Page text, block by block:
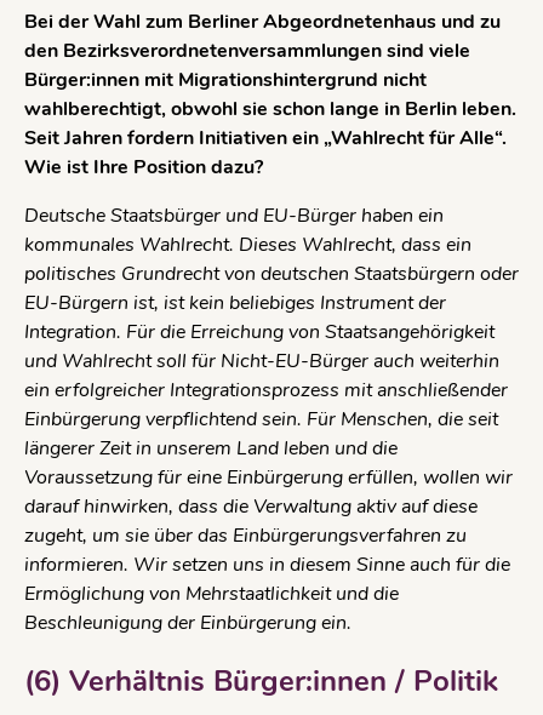
Bei der Wahl zum Berliner Abgeordnetenhaus und zu
den Bezirksverordnetenversammlungen sind viele
Bürger:innen mit Migrationshintergrund nicht
wahlberechtigt, obwohl sie schon lange in Berlin leben.
Seit Jahren fordern Initiativen ein „Wahlrecht für Alle“.
Wie ist Ihre Position dazu?
Deutsche Staatsbürger und EU-Bürger haben ein
kommunales Wahlrecht. Dieses Wahlrecht, dass ein
politisches Grundrecht von deutschen Staatsbürgern oder
EU-Bürgern ist, ist kein beliebiges Instrument der
Integration. Für die Erreichung von Staatsangehörigkeit
und Wahlrecht soll für Nicht-EU-Bürger auch weiterhin
ein erfolgreicher Integrationsprozess mit anschließender
Einbürgerung verpflichtend sein. Für Menschen, die seit
längerer Zeit in unserem Land leben und die
Voraussetzung für eine Einbürgerung erfüllen, wollen wir
darauf hinwirken, dass die Verwaltung aktiv auf diese
zugeht, um sie über das Einbürgerungsverfahren zu
informieren. Wir setzen uns in diesem Sinne auch für die
Ermöglichung von Mehrstaatlichkeit und die
Beschleunigung der Einbürgerung ein.
(6) Verhältnis Bürger:innen / Politik